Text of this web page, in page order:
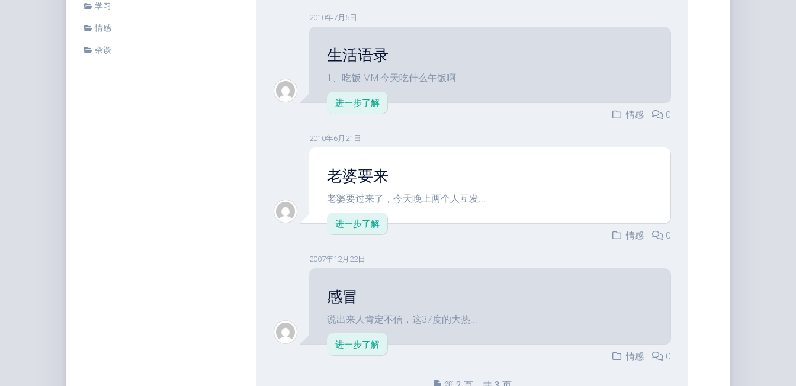
学习
情感
杂谈
2010年7月5日
生活语录
1、吃饭 MM:今天吃什么午饭啊...
进一步了解
情感
0
2010年6月21日
老婆要来
老婆要过来了，今天晚上两个人互发...
进一步了解
情感
0
2007年12月22日
感冒
说出来人肯定不信，这37度的大热...
进一步了解
情感
0